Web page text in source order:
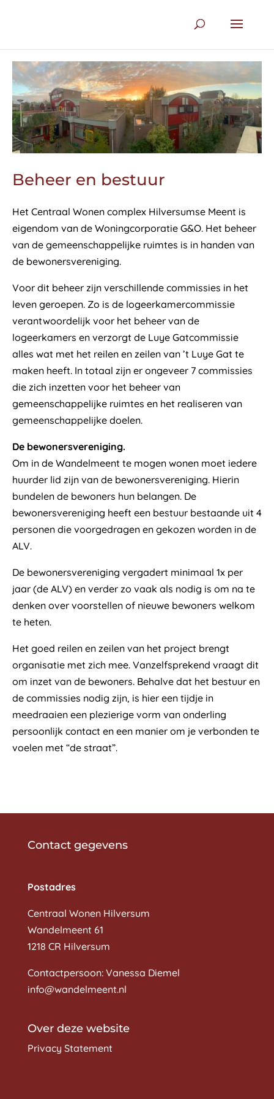
Beheer en bestuur
Het Centraal Wonen complex Hilversumse Meent is
eigendom van de Woningcorporatie G&O. Het beheer
van de gemeenschappelijke ruimtes is in handen van
de bewonersvereniging.
Voor dit beheer zijn verschillende commissies in het
leven geroepen. Zo is de logeerkamercommissie
verantwoordelijk voor het beheer van de
logeerkamers en verzorgt de Luye Gatcommissie
alles wat met het reilen en zeilen van ’t Luye Gat te
maken heeft. In totaal zijn er ongeveer 7 commissies
die zich inzetten voor het beheer van
gemeenschappelijke ruimtes en het realiseren van
gemeenschappelijke doelen.
De bewonersvereniging.
Om in de Wandelmeent te mogen wonen moet iedere
huurder lid zijn van de bewonersvereniging. Hierin
bundelen de bewoners hun belangen. De
bewonersvereniging heeft een bestuur bestaande uit 4
personen die voorgedragen en gekozen worden in de
ALV.
De bewonersvereniging vergadert minimaal 1x per
jaar (de ALV) en verder zo vaak als nodig is om na te
denken over voorstellen of nieuwe bewoners welkom
te heten.
Het goed reilen en zeilen van het project brengt
organisatie met zich mee. Vanzelfsprekend vraagt dit
om inzet van de bewoners. Behalve dat het bestuur en
de commissies nodig zijn, is hier een tijdje in
meedraaien een plezierige vorm van onderling
persoonlijk contact en een manier om je verbonden te
voelen met “de straat”.
Contact gegevens
Postadres
Centraal Wonen Hilversum
Wandelmeent 61
1218 CR Hilversum
Contactpersoon: Vanessa Diemel
info@wandelmeent.nl
Over deze website
Privacy Statement